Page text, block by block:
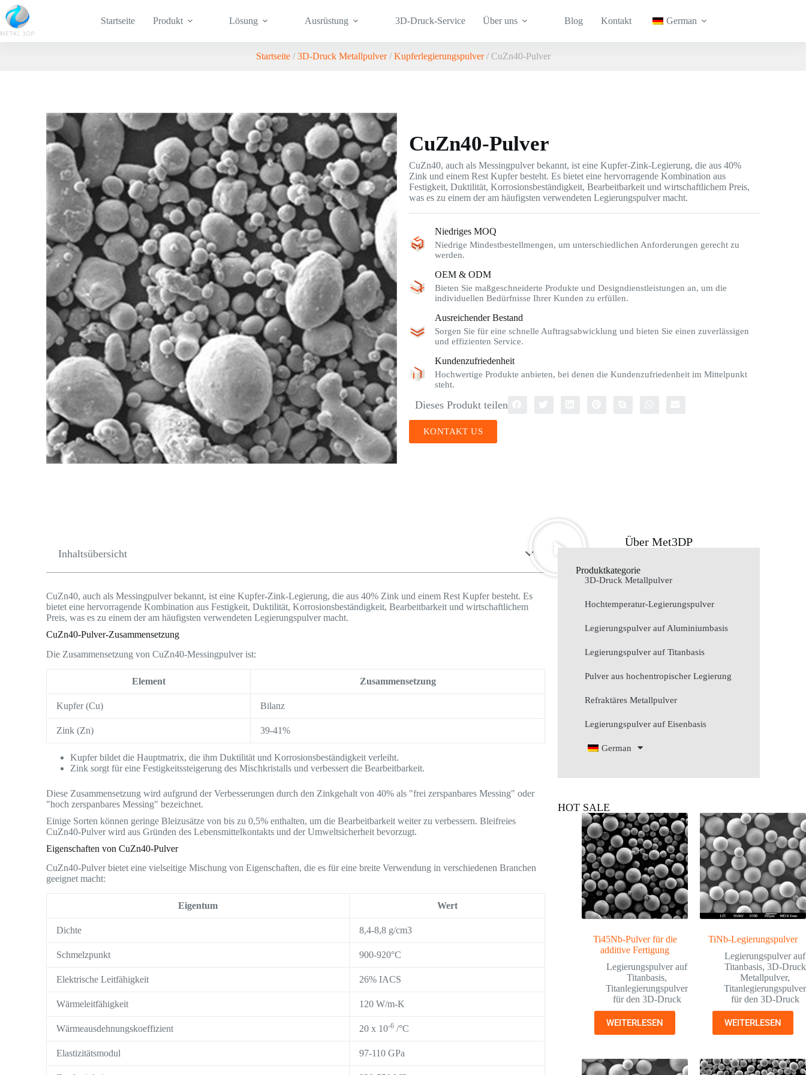
Startseite Produkt Lösung Ausrüstung 3D-Druck-Service Über uns Blog Kontakt German
Startseite/ 3D-Druck Metallpulver/ Kupferlegierungspulver/ CuZn40-Pulver
CuZn40-Pulver
CuZn40, auch als Messingpulver bekannt, ist eine Kupfer-Zink-Legierung, die aus 40%
Zink und einem Rest Kupfer besteht. Es bietet eine hervorragende Kombination aus
Festigkeit, Duktilität, Korrosionsbeständigkeit, Bearbeitbarkeit und wirtschaftlichem Preis,
was es zu einem der am häufigsten verwendeten Legierungspulver macht.
Niedriges MOQ
Niedrige Mindestbestellmengen, um unterschiedlichen Anforderungen gerecht zu
werden.
OEM & ODM
Bieten Sie maßgeschneiderte Produkte und Designdienstleistungen an, um die
individuellen Bedürfnisse Ihrer Kunden zu erfüllen.
Ausreichender Bestand
Sorgen Sie für eine schnelle Auftragsabwicklung und bieten Sie einen zuverlässigen
und effizienten Service.
Kundenzufriedenheit
Hochwertige Produkte anbieten, bei denen die Kundenzufriedenheit im Mittelpunkt
steht.
Dieses Produkt teilen
KONTAKT US
Inhaltsübersicht
CuZn40, auch als Messingpulver bekannt, ist eine Kupfer-Zink-Legierung, die aus 40% Zink und einem Rest Kupfer besteht. Es
bietet eine hervorragende Kombination aus Festigkeit, Duktilität, Korrosionsbeständigkeit, Bearbeitbarkeit und wirtschaftlichem
Preis, was es zu einem der am häufigsten verwendeten Legierungspulver macht.
CuZn40-Pulver-Zusammensetzung
Die Zusammensetzung von CuZn40-Messingpulver ist:
Element Zusammensetzung
Kupfer (Cu) Bilanz
Zink (Zn) 39-41%
Kupfer bildet die Hauptmatrix, die ihm Duktilität und Korrosionsbeständigkeit verleiht.
Zink sorgt für eine Festigkeitssteigerung des Mischkristalls und verbessert die Bearbeitbarkeit.
Diese Zusammensetzung wird aufgrund der Verbesserungen durch den Zinkgehalt von 40% als "frei zerspanbares Messing" oder
"hoch zerspanbares Messing" bezeichnet.
Einige Sorten können geringe Bleizusätze von bis zu 0,5% enthalten, um die Bearbeitbarkeit weiter zu verbessern. Bleifreies
CuZn40-Pulver wird aus Gründen des Lebensmittelkontakts und der Umweltsicherheit bevorzugt.
Eigenschaften von CuZn40-Pulver
CuZn40-Pulver bietet eine vielseitige Mischung von Eigenschaften, die es für eine breite Verwendung in verschiedenen Branchen
geeignet macht:
Eigentum Wert
Dichte 8,4-8,8 g/cm3
Schmelzpunkt 900-920°C
Elektrische Leitfähigkeit 26% IACS
Wärmeleitfähigkeit 120 W/m-K
Wärmeausdehnungskoeffizient 20 x 10-6 /°C
Elastizitätsmodul 97-110 GPa
Über Met3DP
Produktkategorie
3D-Druck Metallpulver
Hochtemperatur-Legierungspulver
Legierungspulver auf Aluminiumbasis
Legierungspulver auf Titanbasis
Pulver aus hochentropischer Legierung
Refraktäres Metallpulver
Legierungspulver auf Eisenbasis
German
HOT SALE
Ti45Nb-Pulver für die
additive Fertigung
Legierungspulver auf
Titanbasis,
Titanlegierungspulver
für den 3D-Druck
WEITERLESEN
TiNb-Legierungspulver
Legierungspulver auf
Titanbasis, 3D-Druck
Metallpulver,
Titanlegierungspulver
für den 3D-Druck
WEITERLESEN